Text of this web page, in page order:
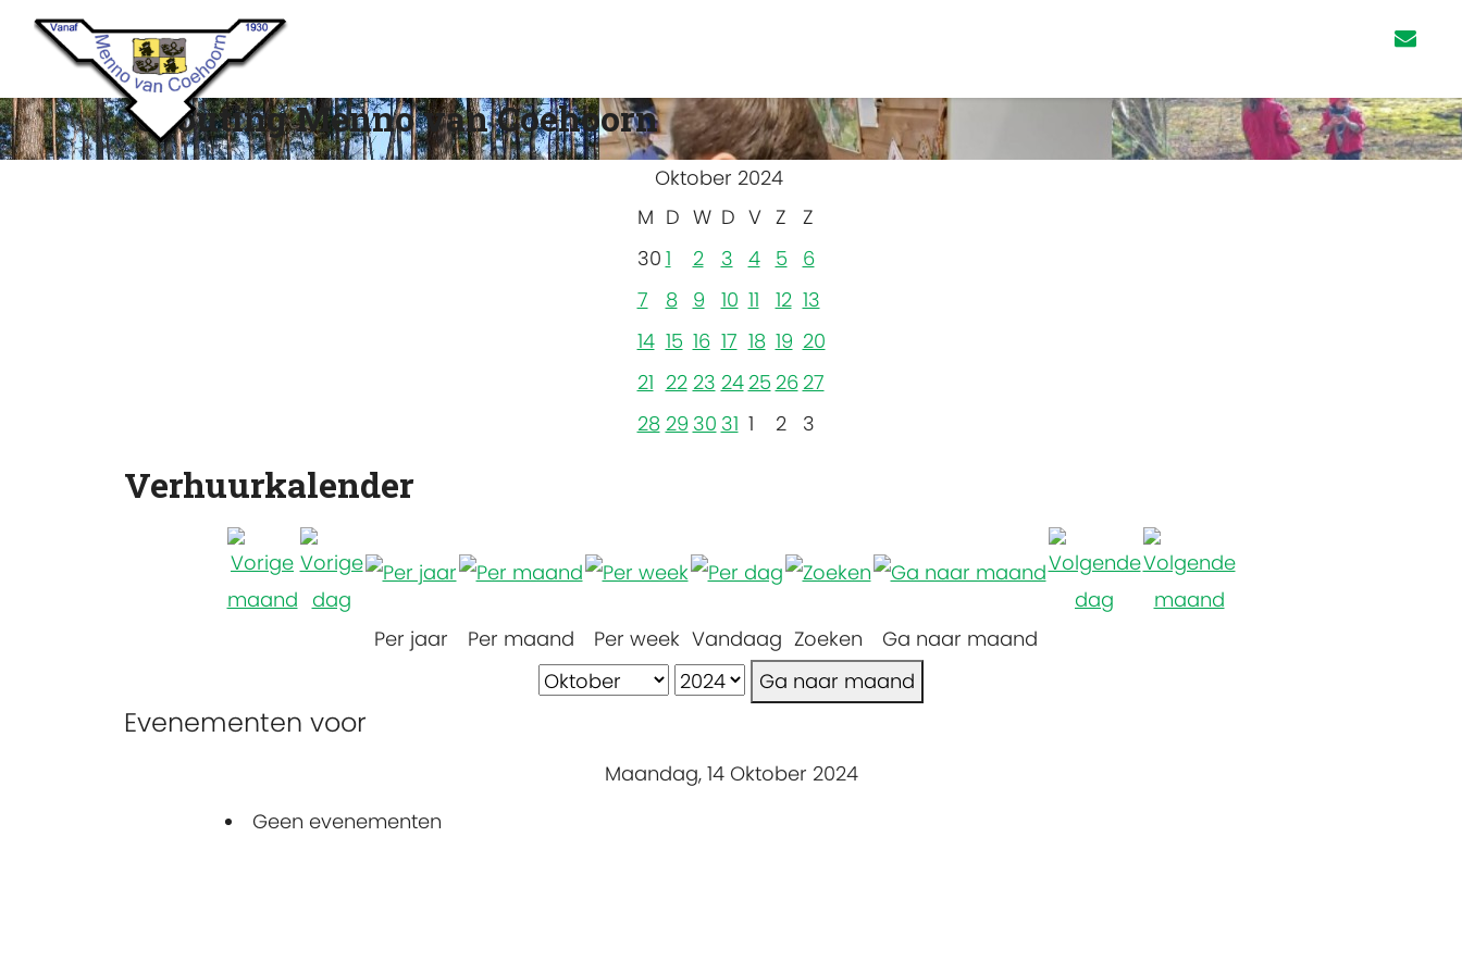
Scouting Menno van Coehoorn
Oktober 2024
M D W D V Z
Z
30 1 2 3 4 5
6
7
8 9 10 11 12 13
14 15 16 17 18 19 20
21 22 23 24 25 26 27
28 29 30 31 1 2 3
Verhuurkalender
Per jaar Per maand Per week Vandaag Zoeken
Ga naar maand
Ga naar maand
Evenementen voor
Maandag, 14 Oktober 2024
Geen evenementen